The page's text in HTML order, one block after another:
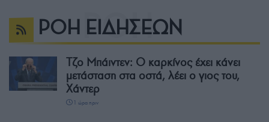
ΡΟΗ ΕΙΔΗΣΕΩΝ
Τζο Μπάιντεν: Ο καρκίνος έχει κάνει
μετάσταση στα οστά, λέει ο γιος του,
Χάντερ
1 ώρα πριν